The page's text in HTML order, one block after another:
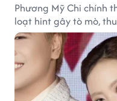
Phương Mỹ Chi chính
loạt hint gây tò mò,